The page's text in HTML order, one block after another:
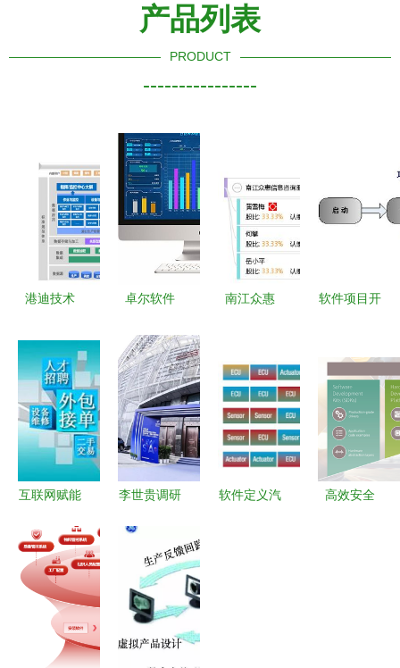
产品列表
PRODUCT
----------------
港迪技术
析工业自动
化层级布
局，重构智
能制造服务
生态
卓尔软件
开发） 赋
能智慧城市
与智慧工厂
的创新引擎
南江众惠
现代服务企
业
软件项目开
务 从需求
到交付的系
统支持
互联网赋能
信息咨询服
务如何重塑
智慧工厂
李世贵调研
宁开发区
科技创新引
领高质量发
展，明星产
软件定义汽
高效安全